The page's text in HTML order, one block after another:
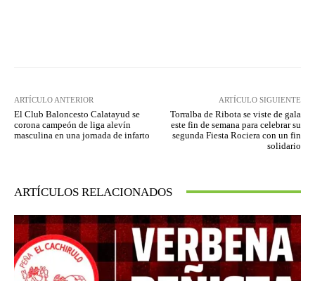
ARTÍCULO ANTERIOR
El Club Baloncesto Calatayud se
corona campeón de liga alevín
masculina en una jornada de infarto
ARTÍCULO SIGUIENTE
Torralba de Ribota se viste de gala
este fin de semana para celebrar su
segunda Fiesta Rociera con un fin
solidario
ARTÍCULOS RELACIONADOS